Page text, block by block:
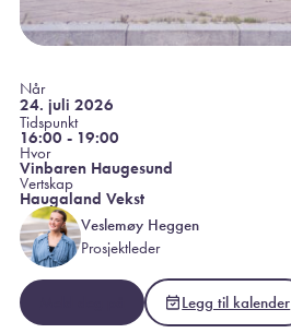
Når
24. juli 2026
Tidspunkt
16:00 - 19:00
Hvor
Vinbaren Haugesund
Vertskap
Haugaland Vekst
Veslemøy Heggen
Prosjektleder
Legg til kalender